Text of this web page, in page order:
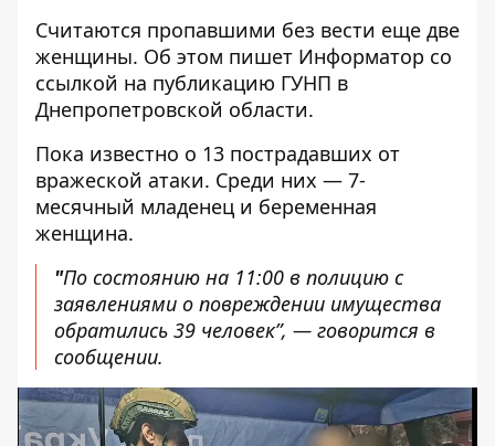
Считаются пропавшими без вести еще две
женщины. Об этом пишет Информатор со
ссылкой на публикацию ГУНП в
Днепропетровской области.
Пока известно о 13 пострадавших от
вражеской атаки. Среди них — 7-
месячный младенец и беременная
женщина.
"По состоянию на 11:00 в полицию с
заявлениями о повреждении имущества
обратились 39 человек”, — говорится в
сообщении.